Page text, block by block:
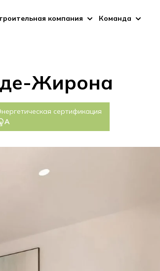
компания Команда
де-Жирона
сертификация
A